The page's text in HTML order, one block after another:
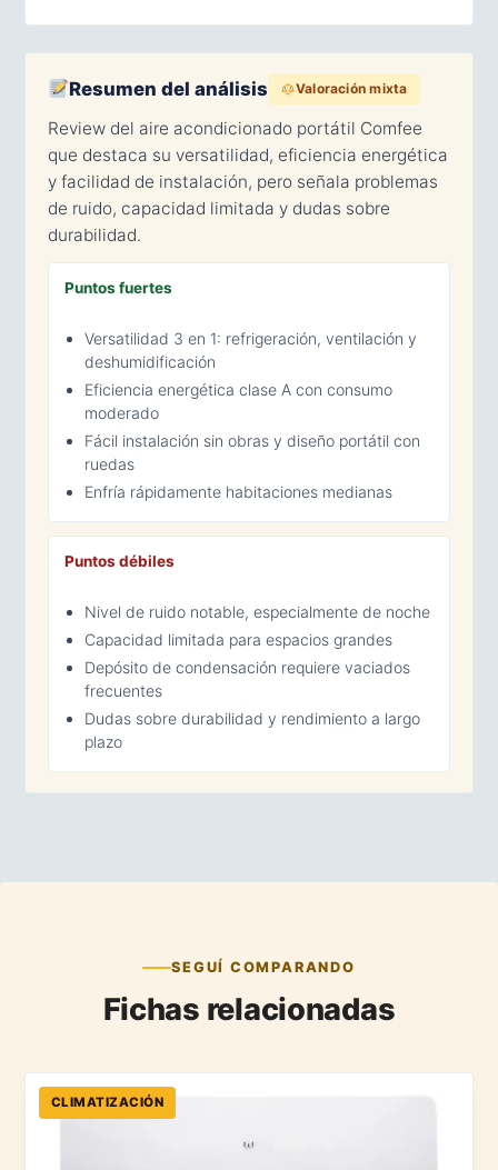
Resumen del análisis Valoración mixta
Review del aire acondicionado portátil Comfee
que destaca su versatilidad, eficiencia energética
y facilidad de instalación, pero señala problemas
de ruido, capacidad limitada y dudas sobre
durabilidad.
Puntos fuertes
Versatilidad 3 en 1: refrigeración, ventilación y
deshumidificación
Eficiencia energética clase A con consumo
moderado
Fácil instalación sin obras y diseño portátil con
ruedas
Enfría rápidamente habitaciones medianas
Puntos débiles
Nivel de ruido notable, especialmente de noche
Capacidad limitada para espacios grandes
Depósito de condensación requiere vaciados
frecuentes
Dudas sobre durabilidad y rendimiento a largo
plazo
SEGUÍ COMPARANDO
Fichas relacionadas
CLIMATIZACIÓN